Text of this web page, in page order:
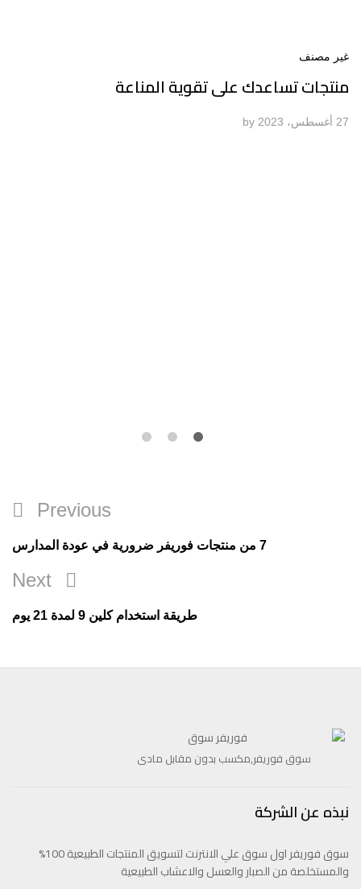
غير مصنف
منتجات تساعدك على تقوية المناعة
27 أغسطس، 2023
المقالات
Previous
Post
Previous
7 من منتجات فوريفر ضرورية في عودة المدارس
Next
Post
Next
طريقة استخدام كلين 9 لمدة 21 يوم
سوق فوريفر,مكسب بدون مقابل مادى
نبذه عن الشركة
سوق فوريفر اول سوق علي الانترنت لتسويق المنتجات الطبيعية 100%
والمستخلصة من الصبار والعسل والاعشاب الطبيعية